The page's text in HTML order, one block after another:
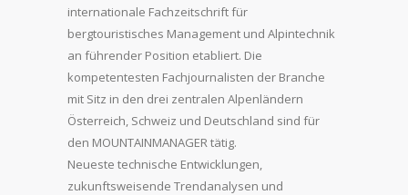
internationale Fachzeitschrift für
bergtouristisches Management und Alpintechnik
an führender Position etabliert. Die
kompetentesten Fachjournalisten der Branche
mit Sitz in den drei zentralen Alpenländern
Österreich, Schweiz und Deutschland sind für
den MOUNTAINMANAGER tätig.
Neueste technische Entwicklungen,
zukunftsweisende Trendanalysen und